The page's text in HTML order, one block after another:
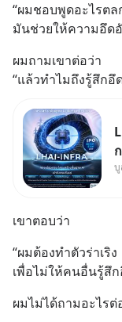
“ผมชอบพูดอะไรตล
มันช่วยให้ความอึด
ผมถามเขาต่อว่า
“แล้วทำไมถึงรู้สึกอึ
บู
เขาตอบว่า
“ผมต้องทำตัวร่าเริง
เพื่อไม่ให้คนอื่นรู้สึก
ผมไม่ได้ถามอะไรต่